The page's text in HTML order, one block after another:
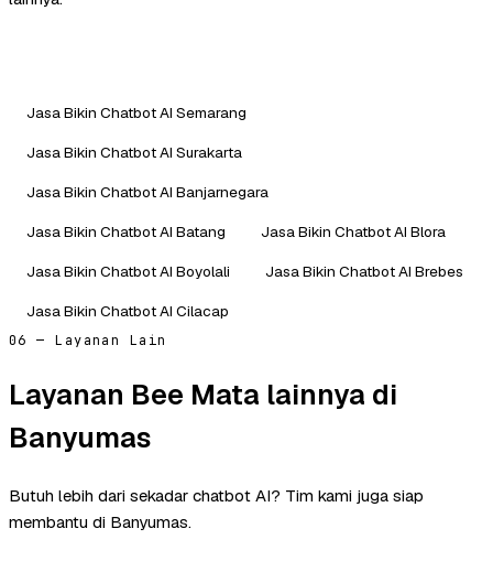
Jasa Bikin Chatbot AI Semarang
Jasa Bikin Chatbot AI Surakarta
Jasa Bikin Chatbot AI Banjarnegara
Jasa Bikin Chatbot AI Batang
Jasa Bikin Chatbot AI Blora
Jasa Bikin Chatbot AI Boyolali
Jasa Bikin Chatbot AI Brebes
Jasa Bikin Chatbot AI Cilacap
06 — Layanan Lain
Layanan Bee Mata lainnya di
Banyumas
Butuh lebih dari sekadar chatbot AI? Tim kami juga siap
membantu di Banyumas.